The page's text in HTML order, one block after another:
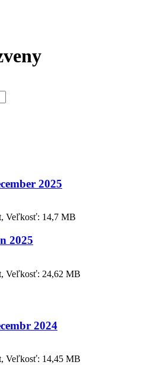
2025
Veľkosť: 14,7 MB
2025
Veľkosť: 24,62 MB
2024
Veľkosť: 14,45 MB